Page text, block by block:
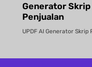
Generator Skrip
Penjualan